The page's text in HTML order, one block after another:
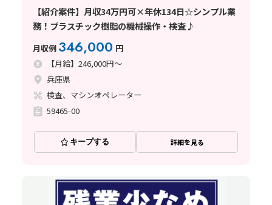
【紹介案件】月収34万円可×年休134日☆シンプル業
務！プラスチック樹脂の機械操作・検査♪
月収例 346,000 円
【月給】246,000円～
兵庫県
検査、マシンオペレーター
59465-00
キープする 詳細を見る